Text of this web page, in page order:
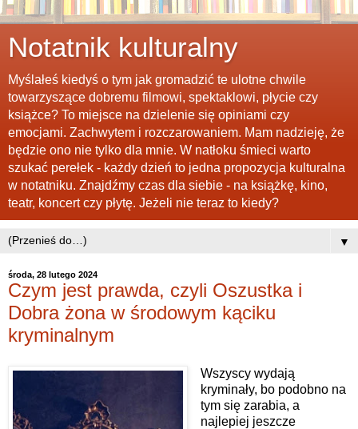
Notatnik kulturalny
Myślałeś kiedyś o tym jak gromadzić te ulotne chwile
towarzyszące dobremu filmowi, spektaklowi, płycie czy
książce? To miejsce na dzielenie się opiniami czy
emocjami. Zachwytem i rozczarowaniem. Mam nadzieję, że
będzie ono nie tylko dla mnie. W natłoku śmieci warto
szukać perełek - każdy dzień to jedna propozycja kulturalna
w notatniku. Znajdźmy czas dla siebie - na książkę, kino,
teatr, koncert czy płytę. Jeżeli nie teraz to kiedy?
▼
środa, 28 lutego 2024
Czym jest prawda, czyli Oszustka i
Dobra żona w środowym kąciku
kryminalnym
Wszyscy wydają
kryminały, bo podobno na
tym się zarabia, a
najlepiej jeszcze